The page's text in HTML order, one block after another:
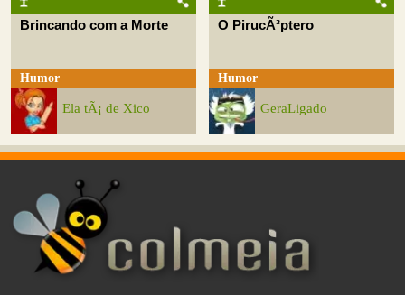
Brincando com a Morte
Humor
Ela tÃ¡ de Xico
O PirucÃ³ptero
Humor
GeraLigado